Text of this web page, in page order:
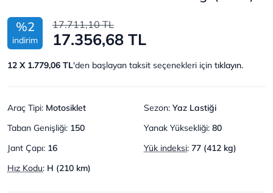
%2
indirim
17.711,10 TL
17.356,68 TL
12 X 1.779,06 TL'den başlayan taksit seçenekleri için tıklayın.
Araç Tipi: Motosiklet Sezon: Yaz Lastiği
Taban Genişliği: 150 Yanak Yüksekliği: 80
Jant Çapı: 16 Yük indeksi: 77 (412 kg)
Hız Kodu: H (210 km)